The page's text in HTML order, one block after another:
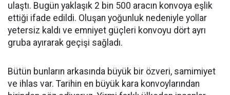
ulaştı. Bugün yaklaşık 2 bin 500 aracın konvoya eşlik
ettiği ifade edildi. Oluşan yoğunluk nedeniyle yollar
yetersiz kaldı ve emniyet güçleri konvoyu dört ayrı
gruba ayırarak geçişi sağladı.
Bütün bunların arkasında büyük bir özveri, samimiyet
ve ihlas var. Tarihin en büyük kara konvoylarından